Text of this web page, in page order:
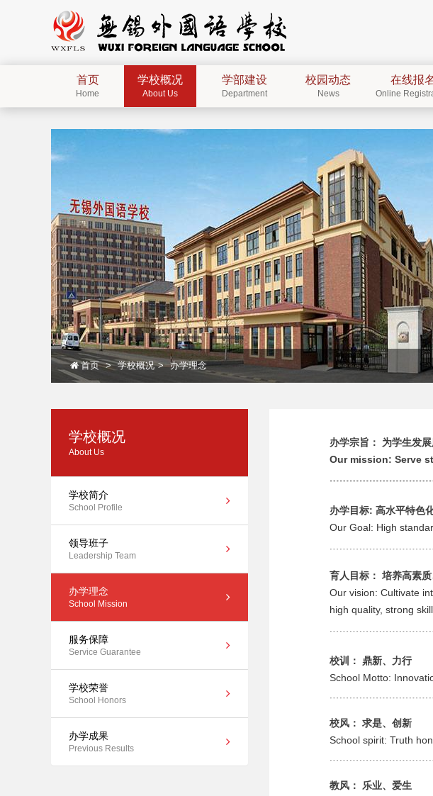
首页
Home
学校概况
About Us
学部建设
Department
校园动态
News
在线报
Online
首页 学校概况 办学理念
学校概况
About Us
学校简介
School Profile
领导班子
Leadership Team
办学理念
School Mission
服务保障
Service Guarantee
学校荣誉
School Honors
办学成果
Previous Results
办学宗旨： 为学生发
Our mission: Serve
办学目标: 高水平特色
Our Goal: High
育人目标： 培养高素
Our vision: Cultivate
high quality, strong
校训： 鼎新、力行
School Motto:
校风： 求是、创新
School spirit: Truth
教风： 乐业、爱生